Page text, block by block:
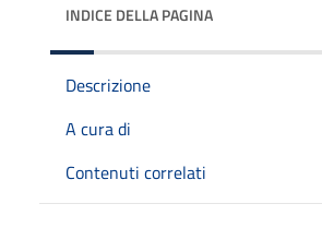
INDICE DELLA PAGINA
Descrizione
A cura di
Contenuti correlati